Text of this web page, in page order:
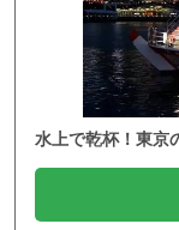
水上で乾杯！東京